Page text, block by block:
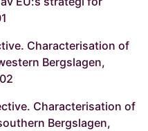
Characterisation of
Bergslagen,
Characterisation of
Bergslagen,